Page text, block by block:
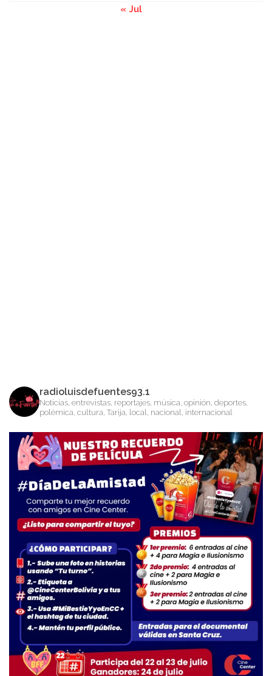
« Jul
radioluisdefuentes93.1
Noticias, entrevistas, reportajes, música, opinión, deportes,
polémica, cultura, Tarija, local, nacional, internacional